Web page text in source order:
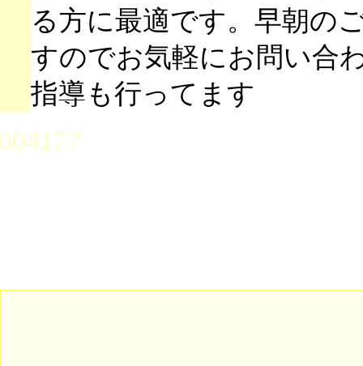
る方に最適です。早朝の
すのでお気軽にお問い合
指導も行ってます